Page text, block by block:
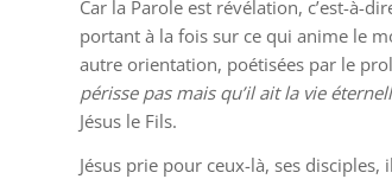
Car la Parole est révélation, c’est-à-
portant à la fois sur ce qui anime le
autre orientation, poétisées par le
périsse pas mais qu’il ait la vie
Jésus le Fils.
Jésus prie pour ceux-là, ses